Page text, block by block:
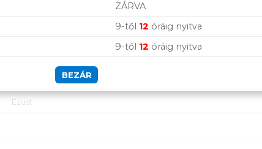
Ezüst
ZÁRVA
9-től 12 óráig nyitva
9-től 12 óráig nyitva
BEZÁR